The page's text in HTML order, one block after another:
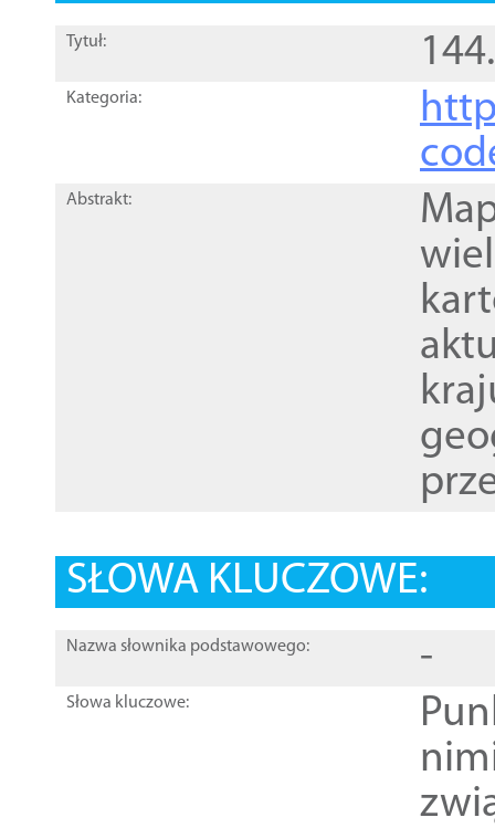
Tytuł:
Kategoria:
Abstrakt:
SŁOWA KLUCZOWE:
Nazwa słownika podstawowego: -
Słowa kluczowe: